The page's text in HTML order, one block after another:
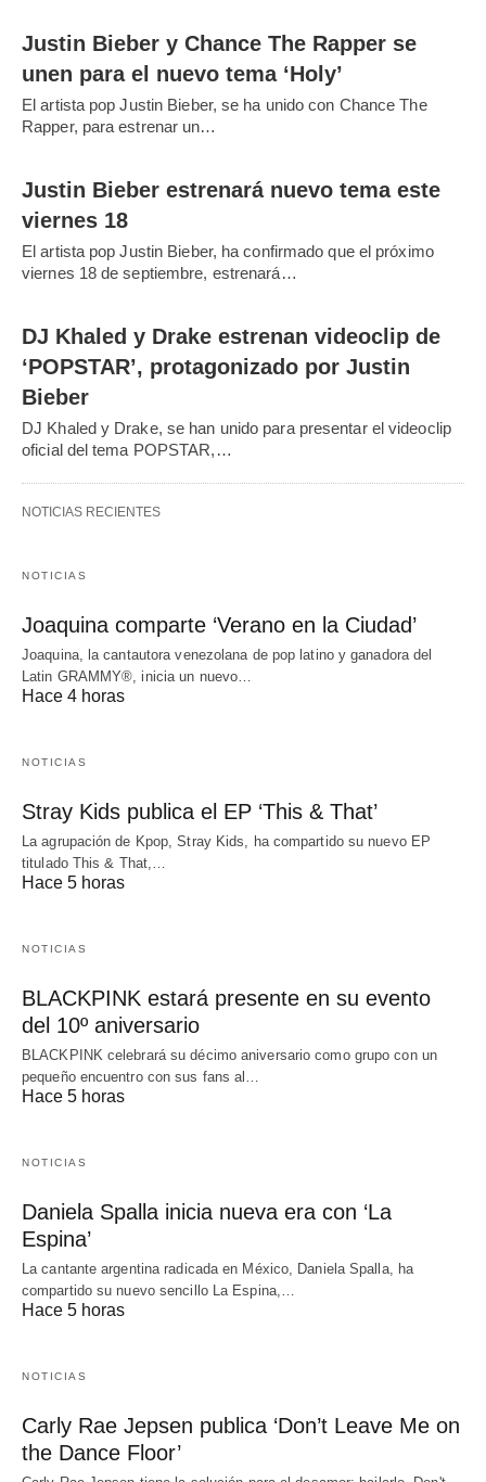
Justin Bieber y Chance The Rapper se
unen para el nuevo tema ‘Holy’
El artista pop Justin Bieber, se ha unido con Chance The
Rapper, para estrenar un…
Justin Bieber estrenará nuevo tema este
viernes 18
El artista pop Justin Bieber, ha confirmado que el próximo
viernes 18 de septiembre, estrenará…
DJ Khaled y Drake estrenan videoclip de
‘POPSTAR’, protagonizado por Justin
Bieber
DJ Khaled y Drake, se han unido para presentar el videoclip
oficial del tema POPSTAR,…
NOTICIAS RECIENTES
NOTICIAS
Joaquina comparte ‘Verano en la Ciudad’
Joaquina, la cantautora venezolana de pop latino y ganadora del
Latin GRAMMY®, inicia un nuevo…
Hace 4 horas
NOTICIAS
Stray Kids publica el EP ‘This & That’
La agrupación de Kpop, Stray Kids, ha compartido su nuevo EP
titulado This & That,…
Hace 5 horas
NOTICIAS
BLACKPINK estará presente en su evento
del 10º aniversario
BLACKPINK celebrará su décimo aniversario como grupo con un
pequeño encuentro con sus fans al…
Hace 5 horas
NOTICIAS
Daniela Spalla inicia nueva era con ‘La
Espina’
La cantante argentina radicada en México, Daniela Spalla, ha
compartido su nuevo sencillo La Espina,…
Hace 5 horas
NOTICIAS
Carly Rae Jepsen publica ‘Don’t Leave Me on
the Dance Floor’